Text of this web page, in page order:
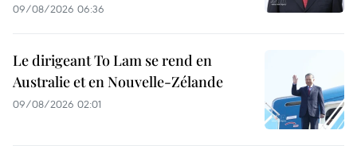
09/08/2026 06:36
Le dirigeant To Lam se rend en
Australie et en Nouvelle-Zélande
09/08/2026 02:01